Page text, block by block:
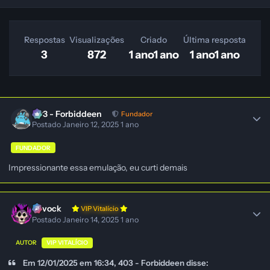
Respostas
3
Visualizações
872
Criado
1 ano1 ano
Última resposta
1 ano1 ano
403 - Forbiddeen Fundador
PostadoJaneiro 12, 20251 ano
FUNDADOR
Impressionante essa emulação, eu curti demais
Ravock VIP Vitalício
Postado Janeiro 14, 20251 ano
AUTOR VIP VITALÍCIO
Em 12/01/2025 em 16:34, 403 - Forbiddeen disse: